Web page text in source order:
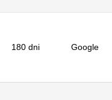
180 dni Google